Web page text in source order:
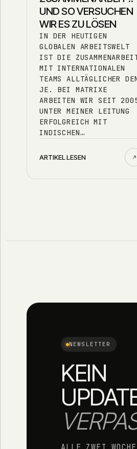
UND SO VERSUCHEN
WIR ES ZU LÖSEN
IN DER HEUTIGEN
GLOBALEN ARBEITSWELT
IST DIE
MIT INTERNATIONALEN
TEAMS ALLTÄGLICHER
JE. BEI MATRIXE
ARBEITEN WIR SEIT
UNTER MEINER LEITUNG
ERFOLGREICH MIT
INDISCHEN…
ARTIKEL LESEN
NEWSLETTER
KEIN